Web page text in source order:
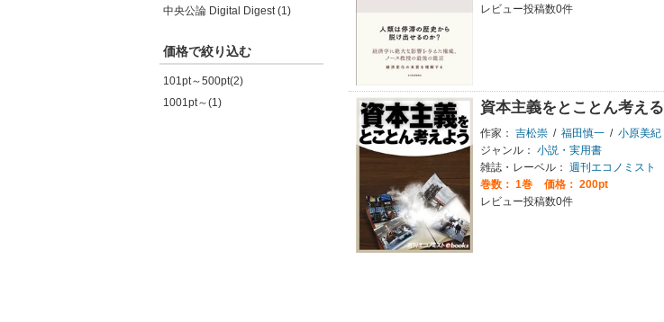
中央公論 Digital Digest (1)
価格で絞り込む
101pt～500pt(2)
1001pt～(1)
レビュー投稿数0件
資本主義をとことん考える
作家： 吉松崇 / 福田慎一 / 小原美紀
ジャンル： 小説・実用書
雑誌・レーベル： 週刊エコノミスト
巻数： 1巻
価格： 200pt
レビュー投稿数0件